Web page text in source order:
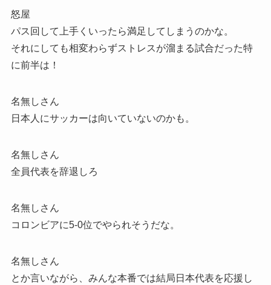
怒屋
パス回して上手くいったら満足してしまうのかな。
それにしても相変わらずストレスが溜まる試合だった特
に前半は！
名無しさん
日本人にサッカーは向いていないのかも。
名無しさん
全員代表を辞退しろ
名無しさん
コロンビアに5-0位でやられそうだな。
名無しさん
とか言いながら、みんな本番では結局日本代表を応援し